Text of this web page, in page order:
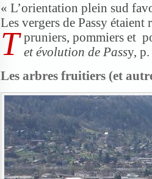
« L’orientation plein sud
Les vergers de Passy
pruniers, pommiers et
T et évolution de Passy,
Les arbres fruitiers (et